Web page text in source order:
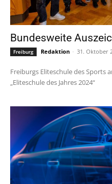
Bundesweite
Freiburg Redaktion - 31. Oktober
Freiburgs Eliteschule des Sports
„Eliteschule des Jahres 2024“